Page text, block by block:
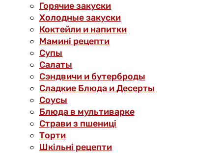
Горячие закуски
Холодные закуски
Коктейли и напитки
Мамині рецепти
Супы
Салаты
Сэндвичи и бутерброды
Сладкие Блюда и Десерты
Соусы
Блюда в мультиварке
Страви з пшениці
Торти
Шкільні рецепти